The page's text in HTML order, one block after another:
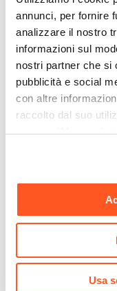
annunci, per fornire
analizzare il nostro
informazioni sul
nostri partner che si
pubblicità e social
con altre
raccolto dal suo
sezione "Mostra
momento. Per
nostraCookie
Usa
Materiale
Tessuto mesh
Materiale
Schiuma
Materiale
Polipropilene
Altezza
60 cm
Altezza
47 cm
Altezza
37 cm
Altezza
temperato - Metropolis